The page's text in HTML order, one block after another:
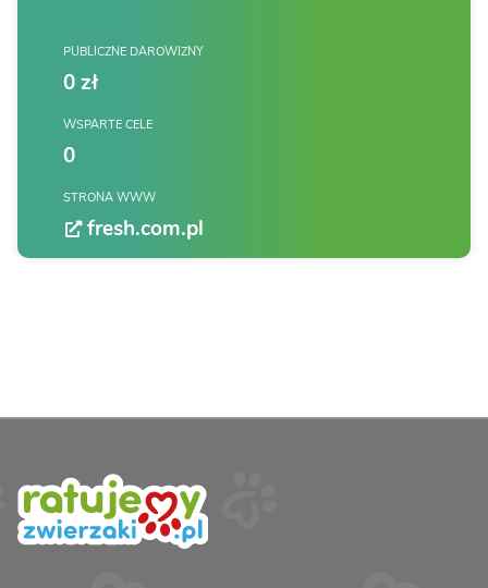
PUBLICZNE DAROWIZNY
0 zł
WSPARTE CELE
0
STRONA WWW
fresh.com.pl